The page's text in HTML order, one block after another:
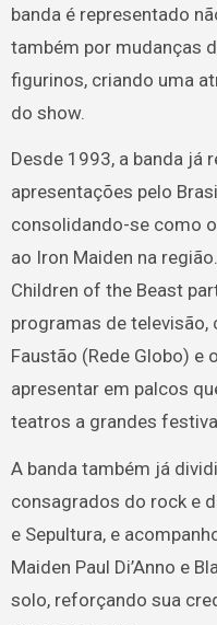
banda é representado
também por mudanças
figurinos, criando uma
do show.
Desde 1993, a banda já
apresentações pelo
consolidando-se como
ao Iron Maiden na
Children of the Beast
programas de
Faustão (Rede Globo) e
apresentar em palcos
teatros a grandes
A banda também já
consagrados do rock e
e Sepultura, e
Maiden Paul Di’Anno e
solo, reforçando sua